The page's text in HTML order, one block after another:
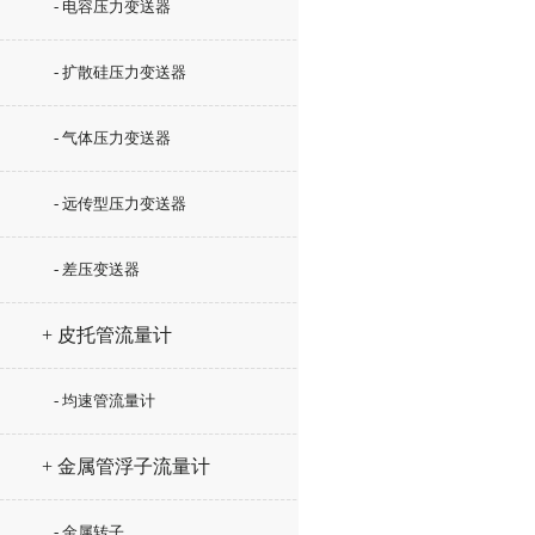
- 电容压力变送器
- 扩散硅压力变送器
- 气体压力变送器
- 远传型压力变送器
- 差压变送器
+ 皮托管流量计
- 均速管流量计
+ 金属管浮子流量计